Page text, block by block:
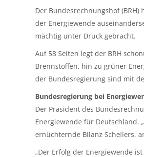
Der Bundesrechnungshof
der Energiewende
mächtig unter Druck gebracht.
Auf 58 Seiten legt der BRH
Brennstoffen, hin zu grüner
der Bundesregierung sind mit
Bundesregierung bei
Der Präsident des
Energiewende für Deutschland.
ernüchternde Bilanz Schellers,
„Der Erfolg der Energiewende